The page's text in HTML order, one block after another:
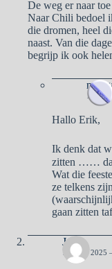
De weg er naar
Naar Chili bedoel
die dromen, heel
naast. Van die
begrijp ik ook
16
Hallo Erik,
Ik denk dat
zitten ……
Wat die
ze telkens
gaan zitten
José
11 JULI 2025